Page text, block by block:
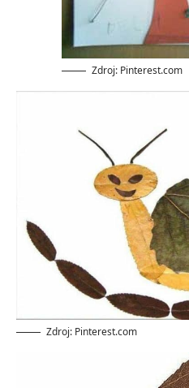
Zdroj: Pinterest.com
Zdroj: Pinterest.com